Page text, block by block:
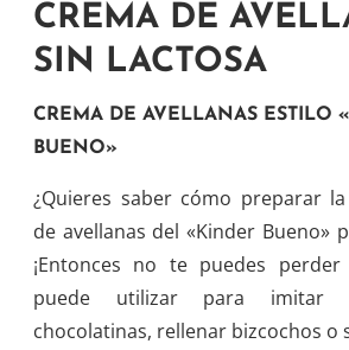
CREMA DE
SIN LACTOSA
CREMA DE AVELLANAS ESTILO
BUENO»
¿Quieres saber cómo preparar
de avellanas del «Kinder Bueno»
¡Entonces no te puedes
puede utilizar para imitar
chocolatinas, rellenar bizcochos o